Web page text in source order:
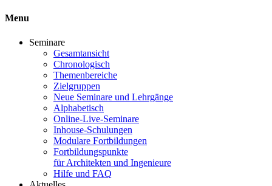
Menu
Seminare
Gesamtansicht
Chronologisch
Themenbereiche
Zielgruppen
Neue Seminare und Lehrgänge
Alphabetisch
Online-Live-Seminare
Inhouse-Schulungen
Modulare Fortbildungen
Fortbildungspunkte
für Architekten und Ingenieure
Hilfe und FAQ